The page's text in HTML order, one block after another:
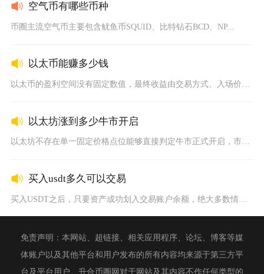
空气币有哪些币种
币圈主流空气币主要包含鱿鱼币SQUID、比特钻石BCD、NP...
以太币能赚多少钱
以太币的盈利空间没有固定数值，最终收益由交易方式、入场价位、...
以太坊涨到多少牛市开启
以太坊不存在单一固定价格点位能够直接判定牛市正式开启，市场普...
买入usdt多久可以交易
买入USDT之后，只要资产成功划入交易账户余额，绝大多数情况...
免责声明：本网站、超链接、相关应用程序、论坛、博客等媒
体账户以及其他平台和用户发布的所有内容均来源于第三方平
台及平台用户。升合币圈网对于网站及其内容不作任何类型的